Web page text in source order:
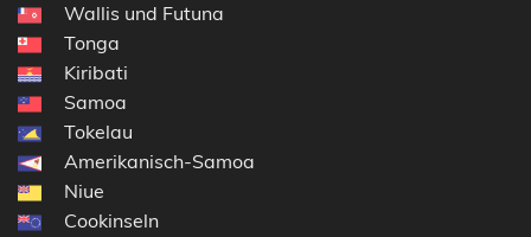
Wallis und Futuna
Tonga
Kiribati
Samoa
Tokelau
Amerikanisch-Samoa
Niue
Cookinseln